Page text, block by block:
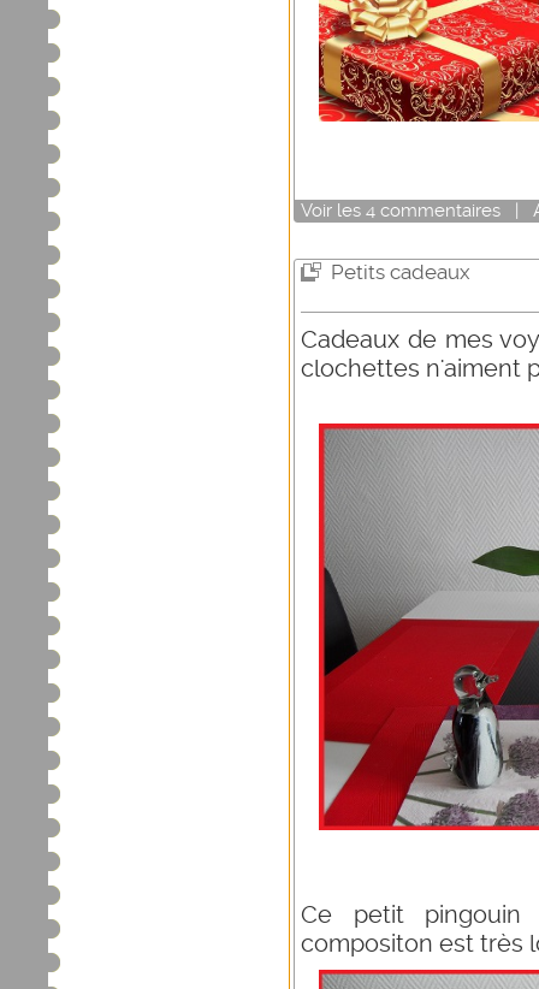
Voir les 4 commentaires |
Petits cadeaux
Cadeaux de mes
clochettes n'aiment
Ce petit
compositon est très